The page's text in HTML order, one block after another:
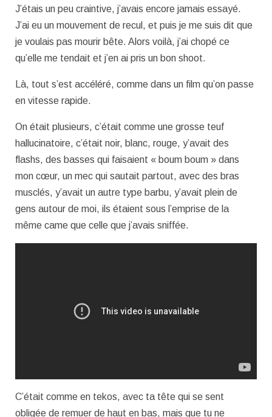
J’étais un peu craintive, j’avais encore jamais essayé.
J’ai eu un mouvement de recul, et puis je me suis dit que
je voulais pas mourir bête. Alors voilà, j’ai chopé ce
qu’elle me tendait et j’en ai pris un bon shoot.
Là, tout s’est accéléré, comme dans un film qu’on passe
en vitesse rapide.
On était plusieurs, c’était comme une grosse teuf
hallucinatoire, c’était noir, blanc, rouge, y’avait des
flashs, des basses qui faisaient « boum boum » dans
mon cœur, un mec qui sautait partout, avec des bras
musclés, y’avait un autre type barbu, y’avait plein de
gens autour de moi, ils étaient sous l’emprise de la
même came que celle que j’avais sniffée.
C’était comme en tekos, avec ta tête qui se sent
obligée de remuer de haut en bas, mais que tu ne